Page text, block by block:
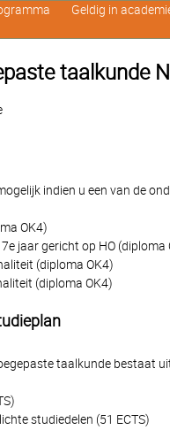
taalkunde
indien u een van de
OK4)
jaar gericht op HO (diploma
(diploma OK4)
(diploma OK4)
taalkunde bestaat
studiedelen (51 ECTS)
Geldig in